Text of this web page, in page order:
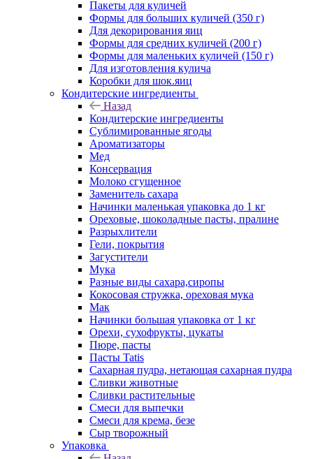
Пакеты для куличей
Формы для больших куличей (350 г)
Для декорирования яиц
Формы для средних куличей (200 г)
Формы для маленьких куличей (150 г)
Для изготовления кулича
Коробки для шок.яиц
Кондитерские ингредиенты
Назад
Кондитерские ингредиенты
Сублимированные ягоды
Ароматизаторы
Мед
Консервация
Молоко сгущенное
Заменитель сахара
Начинки маленькая упаковка до 1 кг
Ореховые, шоколадные пасты, пралине
Разрыхлители
Гели, покрытия
Загустители
Мука
Разные виды сахара,сиропы
Кокосовая стружка, ореховая мука
Мак
Начинки большая упаковка от 1 кг
Орехи, сухофрукты, цукаты
Пюре, пасты
Пасты Tatis
Сахарная пудра, нетающая сахарная пудра
Сливки животные
Сливки растительные
Смеси для выпечки
Смеси для крема, безе
Сыр творожный
Упаковка